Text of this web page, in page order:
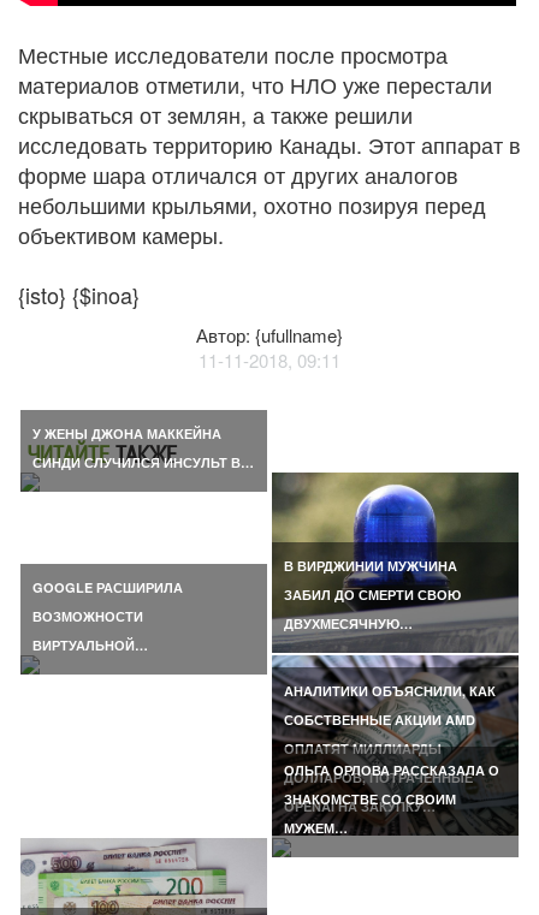
Местные исследователи после просмотра
материалов отметили, что НЛО уже перестали
скрываться от землян, а также решили
исследовать территорию Канады. Этот аппарат в
форме шара отличался от других аналогов
небольшими крыльями, охотно позируя перед
объективом камеры.
{isto} {$inoa}
Автор: {ufullname}
11-11-2018, 09:11
ЧИТАЙТЕТАКЖЕ
У ЖЕНЫ ДЖОНА МАККЕЙНА
СИНДИ СЛУЧИЛСЯ ИНСУЛЬТ В…
В ВИРДЖИНИИ МУЖЧИНА
ЗАБИЛ ДО СМЕРТИ СВОЮ
ДВУХМЕСЯЧНУЮ…
GOOGLE РАСШИРИЛА
ВОЗМОЖНОСТИ
ВИРТУАЛЬНОЙ…
АНАЛИТИКИ ОБЪЯСНИЛИ, КАК
СОБСТВЕННЫЕ АКЦИИ AMD
ОПЛАТЯТ МИЛЛИАРДЫ
ДОЛЛАРОВ, ПОТРАЧЕННЫЕ
OPENAI НА ЗАКУПКУ…
ОЛЬГА ОРЛОВА РАССКАЗАЛА О
ЗНАКОМСТВЕ СО СВОИМ
МУЖЕМ…